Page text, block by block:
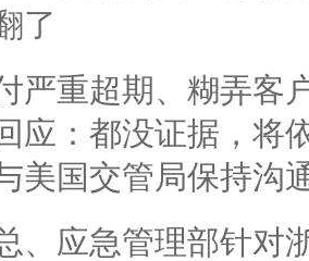
了
严重超期、糊弄客
应：都没证据，将
美国交管局保持沟
、应急管理部针对